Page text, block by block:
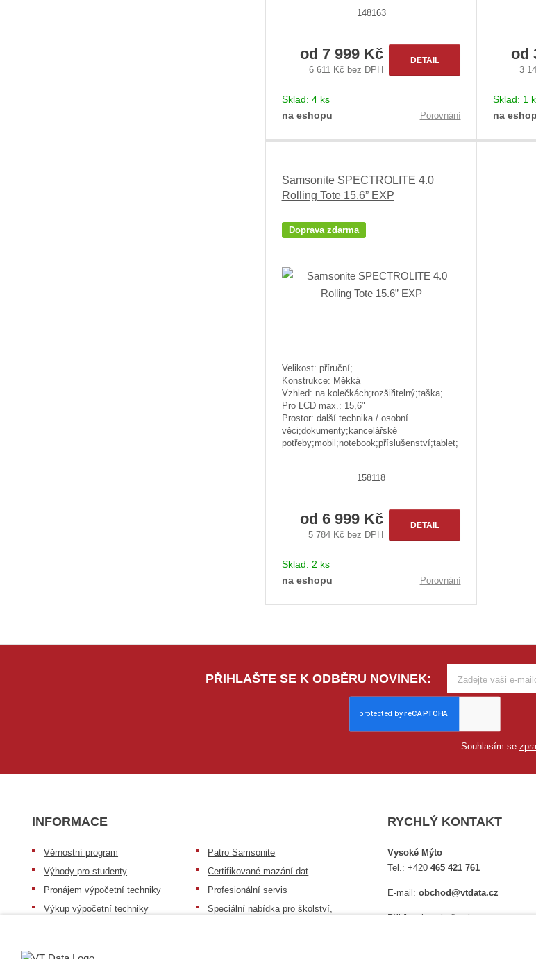
148163
od 7 999 Kč
6 611 Kč bez DPH
DETAIL
Sklad: 4 ks
na eshopu
Porovnání
od
3
Sklad: 1
na
Samsonite SPECTROLITE 4.0
Rolling Tote 15.6” EXP
Doprava zdarma
Velikost: příruční;
Konstrukce: Měkká
Vzhled: na kolečkách;rozšiřitelný;taška;
Pro LCD max.: 15,6"
Prostor: další technika / osobní
věci;dokumenty;kancelářské
potřeby;mobil;notebook;příslušenství;tablet;
158118
od6 999 Kč
5 784 Kč bez DPH
DETAIL
Sklad: 2 ks
na eshopu
Porovnání
PŘIHLAŠTE SE K ODBĚRU NOVINEK:
Souhlasím se
INFORMACE
Věrnostní program
Výhody pro studenty
Pronájem výpočetní techniky
Výkup výpočetní techniky
Patro Samsonite
Certifikované mazání dat
Profesionální servis
Speciální nabídka pro školství,
RYCHLÝ KONTAKT
Vysoké Mýto
Tel.:+420465 421 761
E-mail:obchod@vtdata.cz
Přijďte si osobně vybrat: